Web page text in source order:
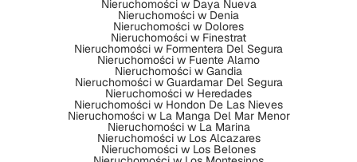
Nieruchomości w Daya Nueva
Nieruchomości w Denia
Nieruchomości w Dolores
Nieruchomości w Finestrat
Nieruchomości w Formentera Del Segura
Nieruchomości w Fuente Alamo
Nieruchomości w Gandia
Nieruchomości w Guardamar Del Segura
Nieruchomości w Heredades
Nieruchomości w Hondon De Las Nieves
Nieruchomości w La Manga Del Mar Menor
Nieruchomości w La Marina
Nieruchomości w Los Alcazares
Nieruchomości w Los Belones